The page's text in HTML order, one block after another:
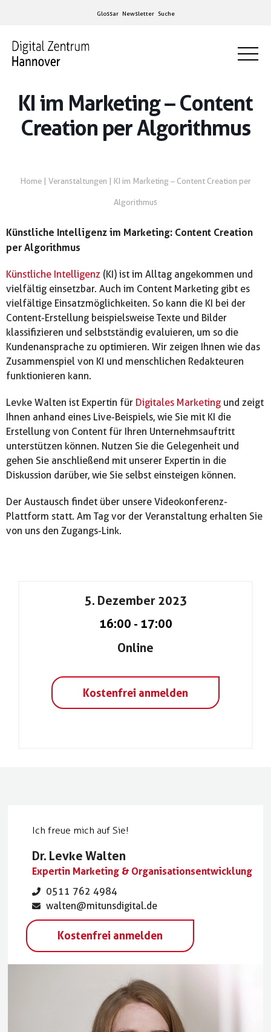
Glossar Newsletter Suche
KI im Marketing – Content
Creation per Algorithmus
Home| Veranstaltungen | KI im Marketing – Content Creation per
Algorithmus
Künstliche Intelligenz im Marketing: Content Creation
per Algorithmus
Künstliche Intelligenz (KI) ist im Alltag angekommen und
vielfältig einsetzbar. Auch im Content Marketing gibt es
vielfältige Einsatzmöglichkeiten. So kann die KI bei der
Content-Erstellung beispielsweise Texte und Bilder
klassifizieren und selbstständig evaluieren, um so die
Kundenansprache zu optimieren. Wir zeigen Ihnen wie das
Zusammenspiel von KI und menschlichen Redakteuren
funktionieren kann.
Levke Walten ist Expertin für Digitales Marketing und zeigt
Ihnen anhand eines Live-Beispiels, wie Sie mit KI die
Erstellung von Content für Ihren Unternehmsauftritt
unterstützen können. Nutzen Sie die Gelegenheit und
gehen Sie anschließend mit unserer Expertin in die
Diskussion darüber, wie Sie selbst einsteigen können.
Der Austausch findet über unsere Videokonferenz-
Plattform statt. Am Tag vor der Veranstaltung erhalten Sie
von uns den Zugangs-Link.
5. Dezember 2023
16:00 - 17:00
Online
Kostenfrei anmelden
Ich freue mich auf Sie!
Dr. Levke Walten
Expertin Marketing & Organisationsentwicklung
0511 762 4984
walten@mitunsdigital.de
Kostenfrei anmelden